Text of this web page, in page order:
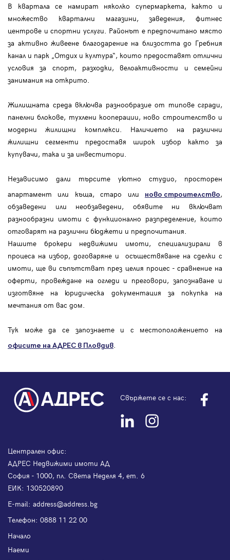
В квартала се намират няколко супермаркета, както и
множество квартални магазини, заведения, фитнес
центрове и спортни услуги. Районът е предпочитано място
за активно живеене благодарение на близостта до Гребния
канал и парк „Отдих и култура“, които предоставят отлични
условия за спорт, разходки, велоактивности и семейни
занимания на открито.
Жилищната среда включва разнообразие от типове сгради,
панелни блокове, тухлени кооперации, ново строителство и
модерни жилищни комплекси. Наличието на различни
жилищни сегменти предоставя широк избор както за
купувачи, така и за инвеститори.
Независимо дали търсите уютно студио, просторен
апартамент или къща, старо или
ново строителство,
обзаведени или необзаведени, обявите ни включват
разнообразни имоти с функционално разпределение, които
отговарят на различни бюджети и предпочитания.
Нашите брокери недвижими имоти, специализирали в
процеса на избор, договаряне и осъществяване на сделки с
имоти, ще ви съпътстват през целия процес - сравнение на
оферти, провеждане на огледи и преговори, запознаване и
изготвяне на юридическа документация за покупка на
мечтания от вас дом.
Тук може да се запознаете и с местоположението на
офисите на АДРЕС в Пловдив
Свържете се с нас:
Централен офис:
АДРЕС Недвижими имоти АД
София - 1000, пл. Света Неделя 4, ет. 6
ЕИК: 130520890
Е-mail: address@address.bg
Телефон: 0888 11 22 00
Начало
Наеми